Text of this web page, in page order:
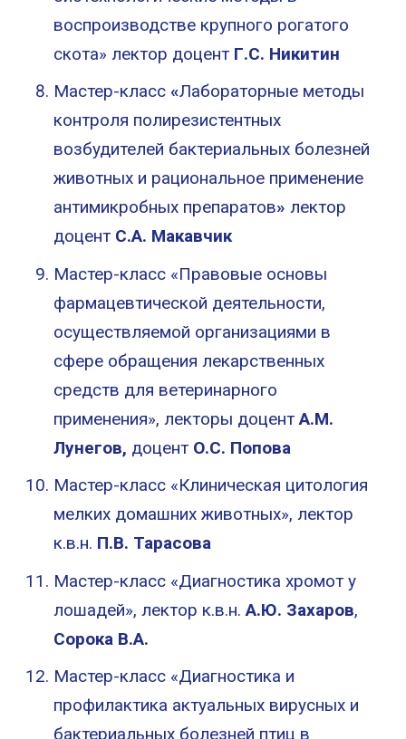
воспроизводстве крупного рогатого
скота» лектор доцент Г.С. Никитин
Мастер-класс «Лабораторные методы
контроля полирезистентных
возбудителей бактериальных болезней
животных и рациональное применение
антимикробных препаратов» лектор
доцент С.А. Макавчик
Мастер-класс «Правовые основы
фармацевтической деятельности,
осуществляемой организациями в
сфере обращения лекарственных
средств для ветеринарного
применения», лекторы доцентА.М.
Лунегов, доцентО.С. Попова
Мастер-класс «Клиническая цитология
мелких домашних животных», лектор
к.в.н. П.В. Тарасова
Мастер-класс «Диагностика хромот у
лошадей», лектор к.в.н.А.Ю. Захаров,
Сорока В.А.
Мастер-класс «Диагностика и
профилактика актуальных вирусных и
бактериальных болезней птиц в